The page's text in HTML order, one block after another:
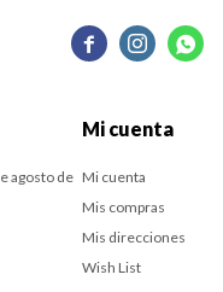
  
agosto de
Mi cuenta
Mi cuenta
Mis compras
Mis direcciones
Wish List